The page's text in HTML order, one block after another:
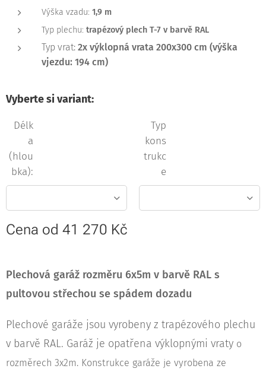
Výška vzadu: 1,9 m
Typ plechu: trapézový plech T-7 v barvě RAL
Typ vrat: 2x výklopná vrata 200x300 cm (výška
vjezdu: 194 cm)
Vyberte si variant:
Délk
a
(hlou
bka):
Typ
kons
trukc
e
Cena od 41 270 Kč
Plechová garáž rozměru 6x5m v barvě RAL s
pultovou střechou se spádem dozadu
Plechové garáže jsou vyrobeny z trapézového plechu
v barvě RAL. Garáž je opatřena výklopnými vraty o
rozměrech 3x2m. Konstrukce garáže je vyrobena ze